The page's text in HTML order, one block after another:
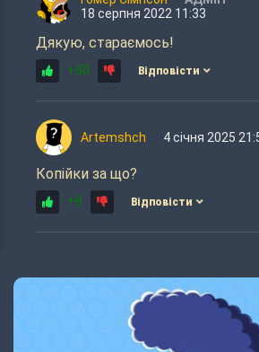
18 серпня 2022 11:33
Дякую, стараємось!
+50 Відповісти
Artemshch 4 січня 2025
Копійки за що?
+9 Відповісти